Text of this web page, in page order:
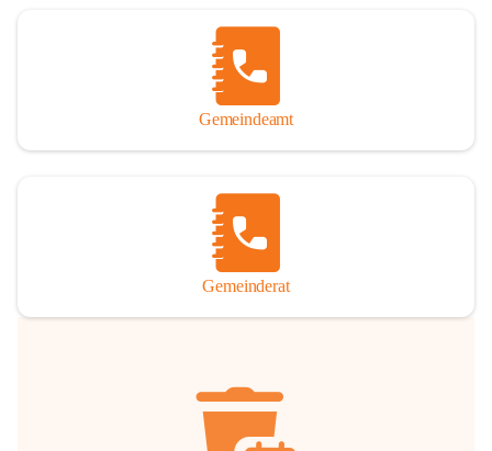
Gemeindeamt
Gemeinderat